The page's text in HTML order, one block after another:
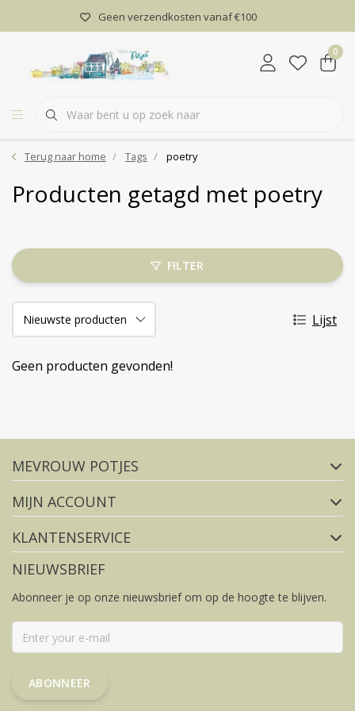
Geen verzendkosten vanaf €100
0
Terug naar home Tags poetry
Producten getagd met poetry
FILTER
Lijst
Geen producten gevonden!
FACEBOOK
MEVROUW POTJES
MIJN ACCOUNT
KLANTENSERVICE
NIEUWSBRIEF
Abonneer je op onze nieuwsbrief om op de hoogte te blijven.
ABONNEER